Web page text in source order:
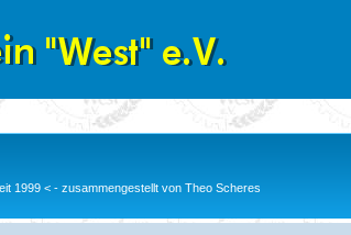
1999 < - zusammengestellt von Theo Scheres